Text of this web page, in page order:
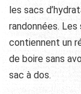
les sacs
randonnées.
contiennent un
de boire sans
sac à dos.